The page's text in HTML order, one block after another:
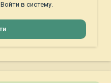
в систему.